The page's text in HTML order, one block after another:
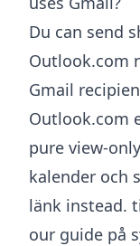
Du can send
Outlook.com
Gmail
Outlook.com
pure view-
kalender och
länk instead.
our guide på